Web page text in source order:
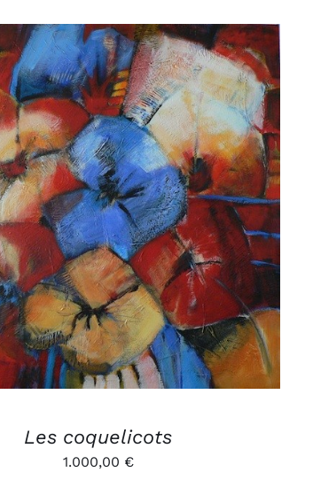
AU PANIER / APERÇU
Les coquelicots
1.000,00 €